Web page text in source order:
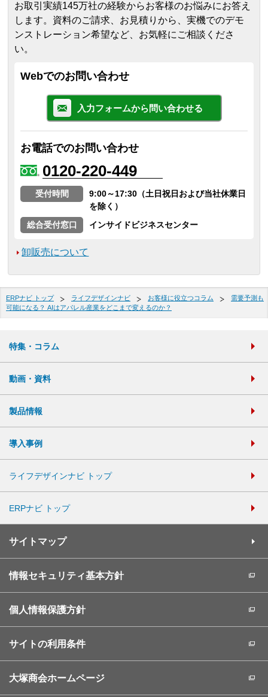
お取引実績145万社の経験からお客様のお悩みにお答え
します。 資料のご請求、お見積りから、実機でのデモ
ンストレーション希望など、お気軽にご相談くださ
い。
Webでのお問い合わせ
入力フォームから問い合わせる
お電話でのお問い合わせ
0120-220-449
受付時間
9:00～17:30（土日祝日および当社休業日
を除く）
総合受付窓口
インサイドビジネスセンター
卸販売について
ERPナビ トップ ライフデザインナビ お客様に役立つコラム
需要予測も
可能になる？ AIはアパレル産業をどこまで変えるのか？
特集・コラム
動画・資料
製品情報
導入事例
ライフデザインナビ トップ
ERPナビ トップ
サイトマップ
情報セキュリティ基本方針
個人情報保護方針
サイトの利用条件
大塚商会ホームページ